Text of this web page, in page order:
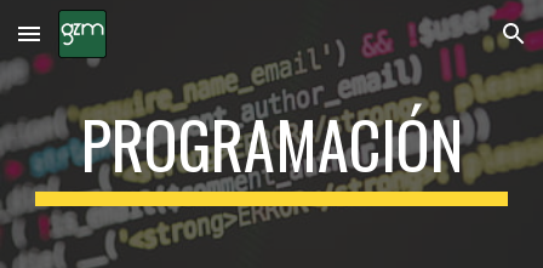
Skip to main content Skip to navigation
PROGRAMACIÓN